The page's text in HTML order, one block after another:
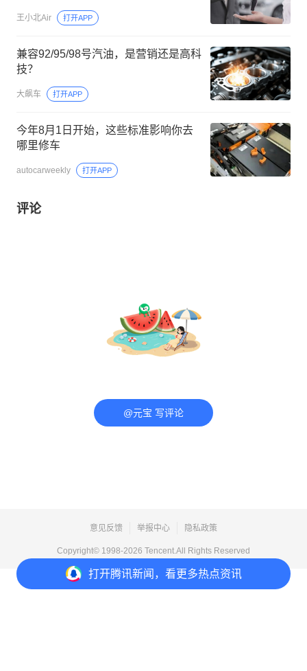
打开腾讯新闻，看更多热点资讯
王小北Air 打开APP
兼容92/95/98号汽油，是营销还是高科
技？
大飙车 打开APP
今年8月1日开始，这些标准影响你去
哪里修车
autocarweekly 打开APP
评论
@元宝 写评论
意见反馈 举报中心 隐私政策
Copyright© 1998-2026 Tencent.All Rights Reserved